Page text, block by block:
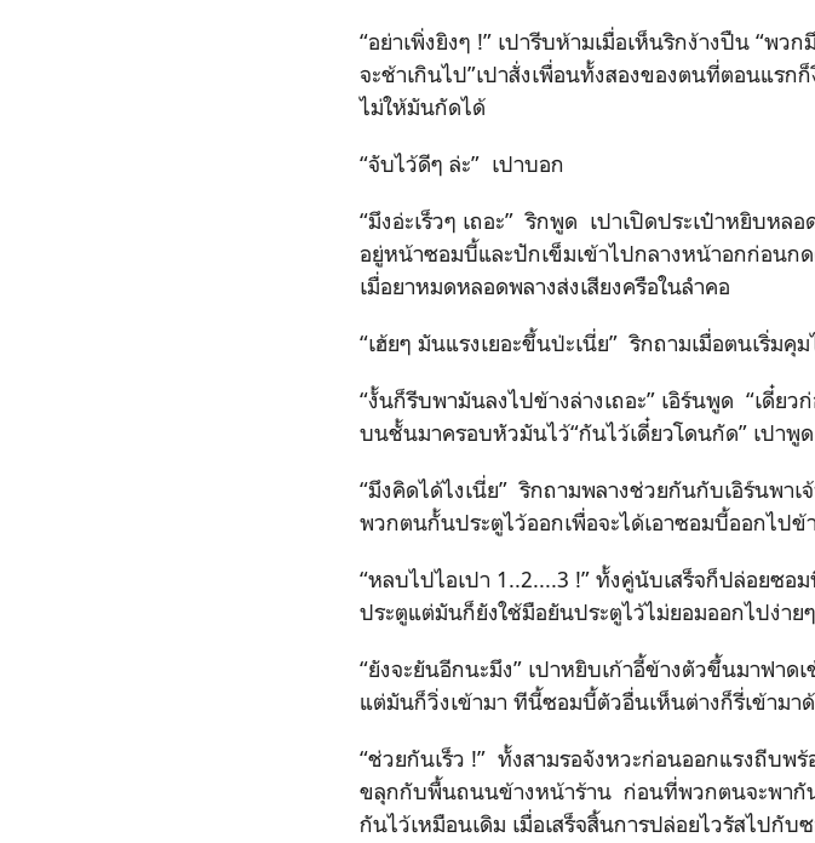
“อย่าเพิ่งยิงๆ !” เปารีบห้ามเมื่อเห็นริกง้างปืน “พ
จะช้าเกินไป”เปาสั่งเพื่อนทั้งสองของตนที่ตอนแร
ไม่ให้มันกัดได้
“จับไว้ดีๆ ล่ะ” เปาบอก
“มึงอ่ะเร็วๆ เถอะ” ริกพูด เปาเปิดประเป๋าหยิบห
อยู่หน้าซอมบี้และปักเข็มเข้าไปกลางหน้าอกก่อน
เมื่อยาหมดหลอดพลางส่งเสียงครือในลำคอ
“เฮ้ยๆ มันแรงเยอะขึ้นป่ะเนี่ย” ริกถามเมื่อตนเริ่มคุ
“งั้นก็รีบพามันลงไปข้างล่างเถอะ” เอิร์นพูด “เดี๋ย
บนชั้นมาครอบหัวมันไว้“กันไว้เดี๋ยวโดนกัด” เปาพูด
“มึงคิดได้ไงเนี่ย” ริกถามพลางช่วยกันกับเอิร์นพา
พวกตนกั้นประตูไว้ออกเพื่อจะได้เอาซอมบี้ออกไปข้
“หลบไปไอเปา 1..2....3 !” ทั้งคู่นับเสร็จก็ปล่อยซ
ประตูแต่มันก็ยังใช้มือยันประตูไว้ไม่ยอมออกไปง่ายๆ
“ยังจะยันอีกนะมึง” เปาหยิบเก้าอี้ข้างตัวขึ้นมาฟา
แต่มันก็วิ่งเข้ามา ทีนี้ซอมบี้ตัวอื่นเห็นต่างก็รี่เข้ามา
“ช่วยกันเร็ว !” ทั้งสามรอจังหวะก่อนออกแรงถีบ
ขลุกกับพื้นถนนข้างหน้าร้าน ก่อนที่พวกตนจะพากัน
กันไว้เหมือนเดิม เมื่อเสร็จสิ้นการปล่อยไวรัสไป